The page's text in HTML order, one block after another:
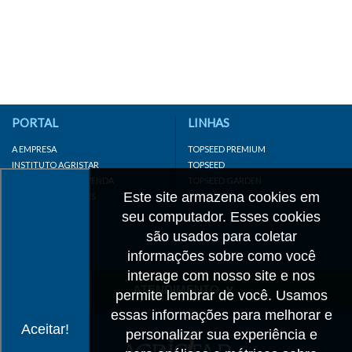
Aceitar!
Este site armazena cookies em
seu computador. Esses cookies
são usados para coletar
informações sobre como você
interage com nosso site e nos
permite lembrar de você. Usamos
essas informações para melhorar e
personalizar sua experiência e
PORTAL
A EMPRESA
INSTITUTO AGRISTAR
DISTRIBUIDOR/REVENDA
LINKS IMPORTANTES
LINHAS
TOPSEED PREMIUM
TOPSEED
TOPSEED GARDEN
SUPERSEED
ATENDIMENTO